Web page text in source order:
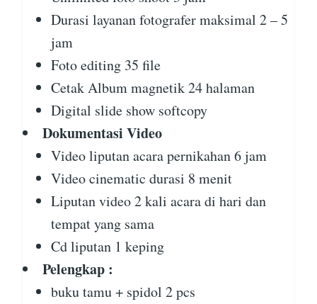
Durasi layanan fotografer maksimal 2 – 5
jam
Foto editing 35 file
Cetak Album magnetik 24 halaman
Digital slide show softcopy
Dokumentasi Video
Video liputan acara pernikahan 6 jam
Video cinematic durasi 8 menit
Liputan video 2 kali acara di hari dan
tempat yang sama
Cd liputan 1 keping
Pelengkap :
buku tamu + spidol 2 pcs